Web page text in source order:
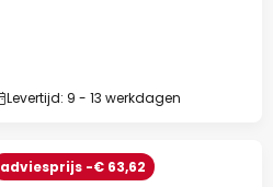
Levertijd: 9 - 13 werkdagen
adviesprijs -€ 63,62